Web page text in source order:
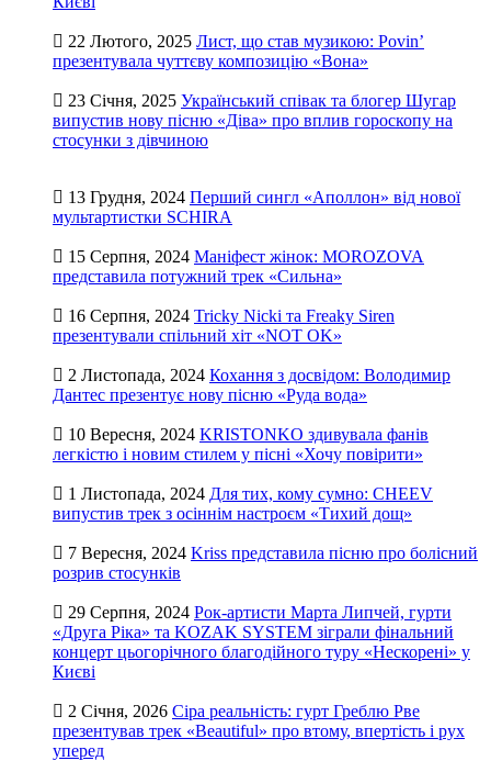
22 Лютого, 2025 Лист, що став музикою: Povin’
презентувала чуттєву композицію «Вона»
23 Січня, 2025 Український співак та блогер Шугар
випустив нову пісню «Діва» про вплив гороскопу на
стосунки з дівчиною
13 Грудня, 2024 Перший сингл «Аполлон» від нової
мультартистки SCHIRA
15 Серпня, 2024 Маніфест жінок: MOROZOVA
представила потужний трек «Сильна»
16 Серпня, 2024 Tricky Nicki та Freaky Siren
презентували спільний хіт «NOT OK»
2 Листопада, 2024 Кохання з досвідом: Володимир
Дантес презентує нову пісню «Руда вода»
10 Вересня, 2024 KRISTONKO здивувала фанів
легкістю і новим стилем у пісні «Хочу повірити»
1 Листопада, 2024 Для тих, кому сумно: CHEEV
випустив трек з осіннім настроєм «Тихий дощ»
7 Вересня, 2024 Kriss представила пісню про болісний
розрив стосунків
29 Серпня, 2024 Рок-артисти Марта Липчей, гурти
«Друга Ріка» та KOZAK SYSTEM зіграли фінальний
концерт цьогорічного благодійного туру «Нескорені» у
Києві
2 Січня, 2026 Сіра реальність: гурт Греблю Рве
презентував трек «Beautiful» про втому, впертість і рух
уперед